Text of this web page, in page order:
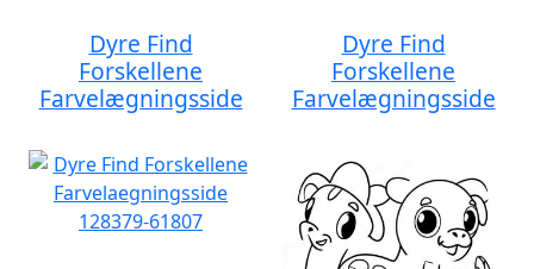
Dyre Find
Forskellene
Farvelægningsside
Dyre Find
Forskellene
Farvelægningsside